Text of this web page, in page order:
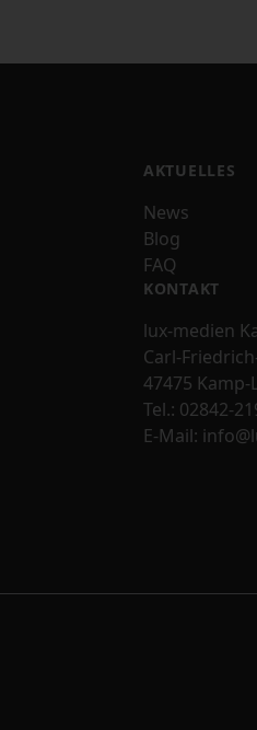
AKTUELLES
News
Blog
FAQ
KONTAKT
lux-medien
Carl-
47475
Tel.: 02842-
E-Mail: